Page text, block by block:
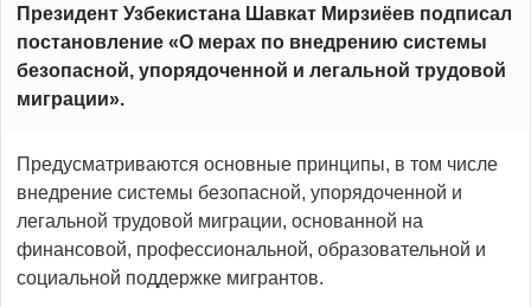
Президент Узбекистана Шавкат Мирзиёев подписал
постановление «О мерах по внедрению системы
безопасной, упорядоченной и легальной трудовой
миграции».
Предусматриваются основные принципы, в том числе
внедрение системы безопасной, упорядоченной и
легальной трудовой миграции, основанной на
финансовой, профессиональной, образовательной и
социальной поддержке мигрантов.